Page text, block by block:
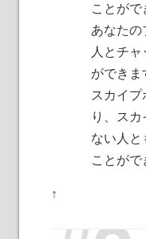
ことがで
あなたの
人とチ
ができま
スカイプ
り、ス
ない人と
ことがで
↑